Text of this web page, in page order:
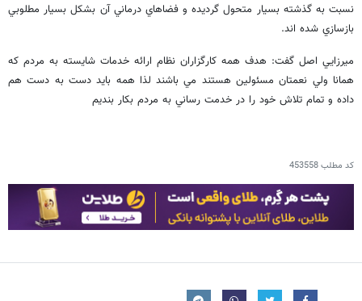
نسبت به گذشته بسيار متحول گرديده و فضاهاي درماني آن بشكل بسيار مطلوبي
بازسازي شده اند.
ميرزايي اصل گفت: هدف همه كارگزاران نظام ارائه خدمات شايسته به مردم كه
همانا ولي نعمتان مسئولين هستند مي باشند لذا همه بايد دست به دست هم
داده و تمام تلاش خود را در خدمت رساني به مردم بكار بنديم
کد مطلب453558